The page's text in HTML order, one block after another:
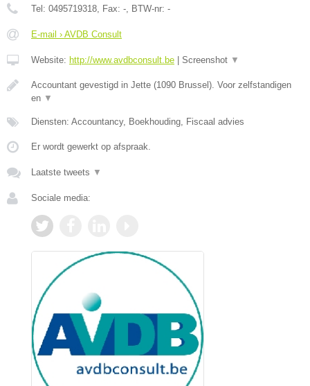
Tel: 0495719318 , Fax: - , BTW-nr: -
E-mail › AVDB Consult
Website: http://www.avdbconsult.be | Screenshot ▼
Accountant gevestigd in Jette (1090 Brussel). Voor zelfstandigen
en ▼
Diensten: Accountancy, Boekhouding, Fiscaal advies
Er wordt gewerkt op afspraak.
Laatste tweets ▼
Sociale media: